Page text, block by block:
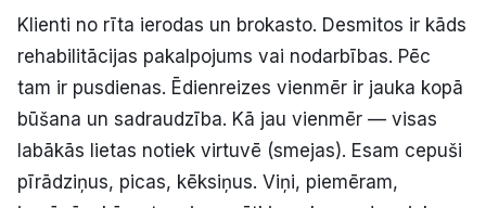
Klienti no rīta ierodas un brokasto. Desmitos ir kāds
rehabilitācijas pakalpojums vai nodarbības. Pēc
tam ir pusdienas. Ēdienreizes vienmēr ir jauka kopā
būšana un sadraudzība. Kā jau vienmēr — visas
labākās lietas notiek virtuvē (smejas). Esam cepuši
pīrādziņus, picas, kēksiņus. Viņi, piemēram,